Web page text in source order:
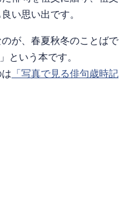
い思い出です。
が、春夏秋冬のことばで
という本です。
「写真で見る俳句歳時記